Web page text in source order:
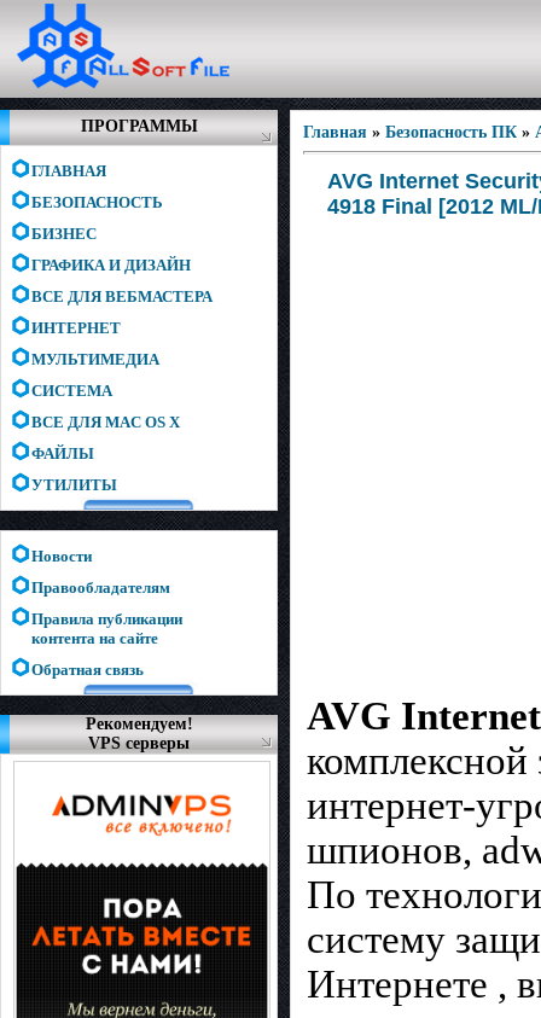
ПРОГРАММЫ
ГЛАВНАЯ
БЕЗОПАСНОСТЬ
БИЗНЕС
ГРАФИКА И ДИЗАЙН
ВСЕ ДЛЯ ВЕБМАСТЕРА
ИНТЕРНЕТ
МУЛЬТИМЕДИА
СИСТЕМА
ВСЕ ДЛЯ MAC OS X
ФАЙЛЫ
УТИЛИТЫ
Новости
Правообладателям
Правила публикации
контента на сайте
Обратная связь
Рекомендуем!
VPS серверы
Главная » Безопасность ПК »
AVG Internet
4918 Final [2012
AVG
интернет-
шпионов,
По
систему
Интернете ,